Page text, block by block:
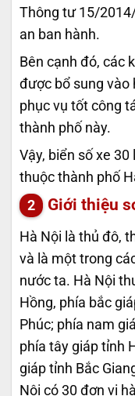
Thông tư 15/
an ban hành.
Bên cạnh đó, các
được bổ sung vào
phục vụ tốt công
thành phố này.
Vậy, biển số xe
thuộc thành phố
Giới thiệu
Hà Nội là thủ đô,
và là một trong
nước ta. Hà Nội
Hồng, phía bắc
Phúc; phía nam
phía tây giáp tỉnh
giáp tỉnh Bắc
Nội có 30 đơn vị